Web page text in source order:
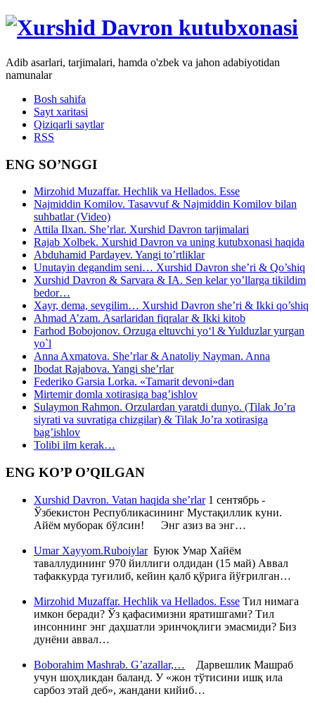
Adib asarlari, tarjimalari, hamda o'zbek va jahon adabiyotidan
namunalar
Bosh sahifa
Sayt xaritasi
Qiziqarli saytlar
RSS
ENG SO’NGGI
Mirzohid Muzaffar. Hechlik va Hellados. Esse
Najmiddin Komilov. Tasavvuf & Najmiddin Komilov bilan
suhbatlar (Video)
Attila Ilxan. She’rlar. Xurshid Davron tarjimalari
Rajab Xolbek. Xurshid Davron va uning kutubxonasi haqida
Abduhamid Pardayev. Yangi to’rtliklar
Unutayin degandim seni… Xurshid Davron she’ri & Qo’shiq
Xurshid Davron & Sarvara & IA. Sen kelar yo’llarga tikildim
bedor…
Xayr, dema, sevgilim… Xurshid Davron she’ri & Ikki qo’shiq
Ahmad A’zam. Asarlaridan fiqralar & Ikki kitob
Farhod Bobojonov. Orzuga eltuvchi yo‘l & Yulduzlar yurgan
yo`l
Anna Axmatova. She’rlar & Anatoliy Nayman. Anna
Ibodat Rajabova. Yangi she’rlar
Federiko Garsia Lorka. «Tamarit devoni»dan
Mirtemir domla xotirasiga bag’ishlov
Sulaymon Rahmon. Orzulardan yaratdi dunyo. (Tilak Jo’ra
siyrati va suvratiga chizgilar) & Tilak Jo’ra xotirasiga
bag’ishlov
Tolibi ilm kerak…
ENG KO’P O’QILGAN
Xurshid Davron. Vatan haqida she’rlar1 сентябрь -
Ўзбекистон Республикасининг Мустақиллик куни.
Айём муборак бўлсин! Энг азиз ва энг…
Umar Xayyom.RuboiylarБуюк Умар Хайём
таваллудининг 970 йиллиги олдидан (15 май) Аввал
тафаккурда туғилиб, кейин қалб қўрига йўғрилган…
Mirzohid Muzaffar. Hechlik va Hellados. Esse Тил нимага
имкон беради? Ўз қафасимизни яратишгами? Тил
инсоннинг энг даҳшатли эринчоқлиги эмасмиди? Биз
дунёни аввал…
Boborahim Mashrab. G’azallar,… Дарвешлик Машраб
учун шоҳликдан баланд. У «жон тўтисини ишқ ила
сарбоз этай деб», жандани кийиб…